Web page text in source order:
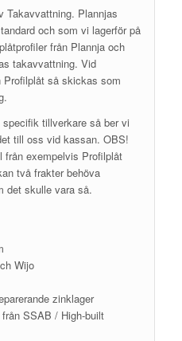
Takavvattning. Plannjas
och som vi lagerför på
från Plannja och
takavvattning. Vid
Profilplåt så skickas som
tillverkare så ber vi
till oss vid kassan. OBS!
från exempelvis Profilplåt
två frakter behöva
det skulle vara så.
Wijo
zinklager
SSAB / High-built